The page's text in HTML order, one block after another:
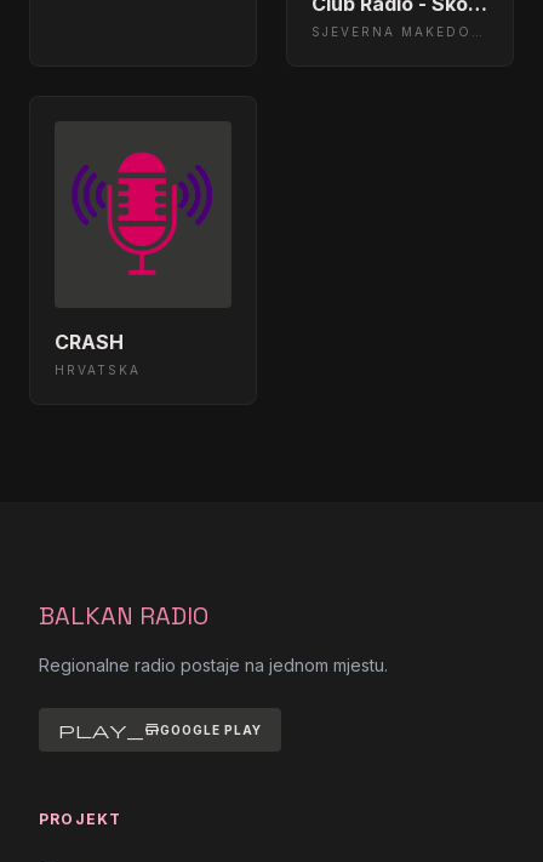
CRASH
HRVATSKA
BALKAN RADIO
Regionalne radio postaje na jednom mjestu.
play_storeGOOGLE PLAY
PROJEKT